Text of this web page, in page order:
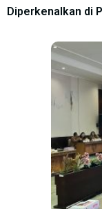
Diperkenalkan di